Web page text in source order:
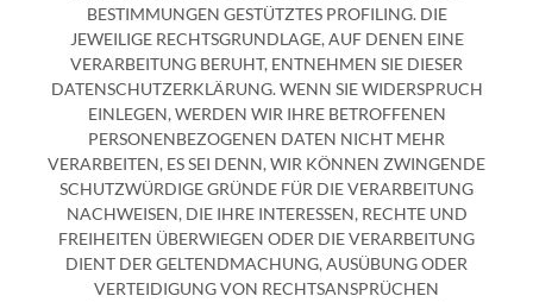
BESTIMMUNGEN GESTÜTZTES PROFILING. DIE
JEWEILIGE RECHTSGRUNDLAGE, AUF DENEN EINE
VERARBEITUNG BERUHT, ENTNEHMEN SIE DIESER
DATENSCHUTZERKLÄRUNG. WENN SIE WIDERSPRUCH
EINLEGEN, WERDEN WIR IHRE BETROFFENEN
PERSONENBEZOGENEN DATEN NICHT MEHR
VERARBEITEN, ES SEI DENN, WIR KÖNNEN ZWINGENDE
SCHUTZWÜRDIGE GRÜNDE FÜR DIE VERARBEITUNG
NACHWEISEN, DIE IHRE INTERESSEN, RECHTE UND
FREIHEITEN ÜBERWIEGEN ODER DIE VERARBEITUNG
DIENT DER GELTENDMACHUNG, AUSÜBUNG ODER
VERTEIDIGUNG VON RECHTSANSPRÜCHEN